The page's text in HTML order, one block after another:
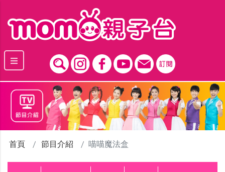
首頁 節目介紹 喵喵魔法盒